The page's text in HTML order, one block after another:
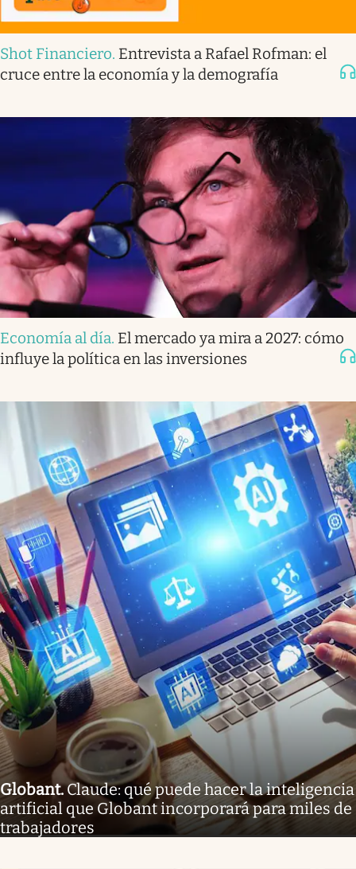
Shot Financiero. Entrevista a Rafael Rofman: el
cruce entre la economía y la demografía
Economía al día. El mercado ya mira a 2027: cómo
influye la política en las inversiones
Globant.Claude: qué puede hacer la inteligencia
artificial que Globant incorporará para miles de
trabajadores